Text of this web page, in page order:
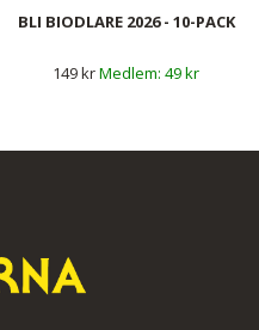
BLI BIODLARE 2026 - 10-PACK
149 kr 49 kr